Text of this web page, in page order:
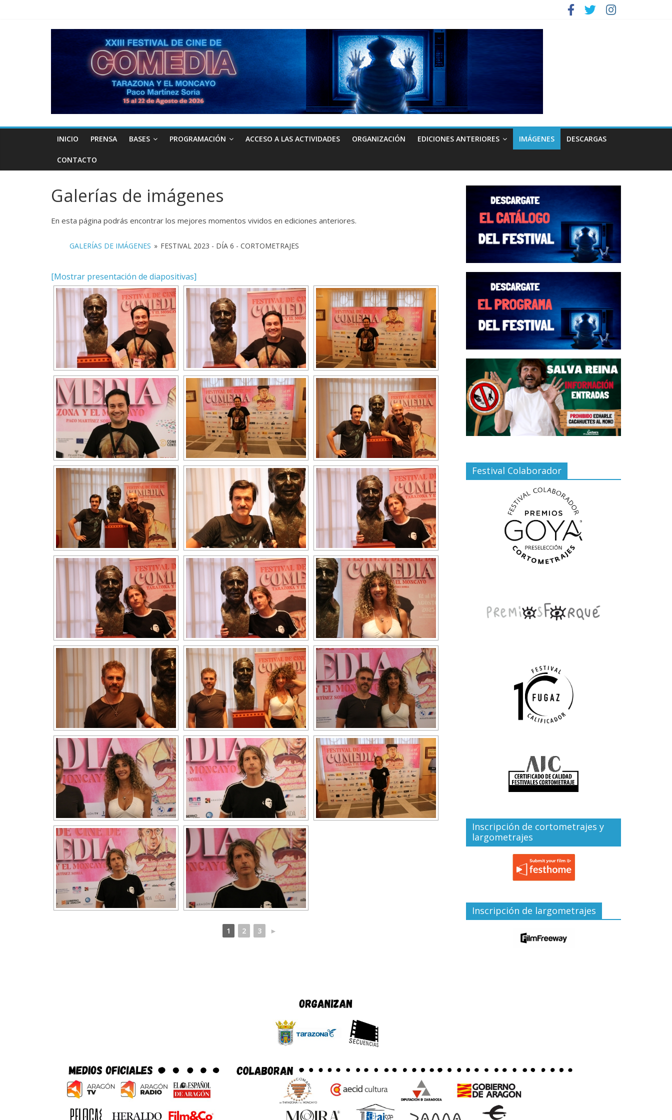
INICIO PRENSA BASES PROGRAMACIÓN ACCESO A LAS ACTIVIDADES ORGANIZACIÓN EDICIONES ANTERIORES IMÁGENES DESCARGAS
CONTACTO
Galerías de imágenes
En esta página podrás encontrar los mejores momentos vividos en ediciones anteriores.
GALERÍAS DE IMÁGENES » FESTIVAL 2023 - DÍA 6 - CORTOMETRAJES
[Mostrar presentación de diapositivas]
1 2 3 ►
Festival Colaborador
Inscripción de cortometrajes y
largometrajes
Inscripción de largometrajes